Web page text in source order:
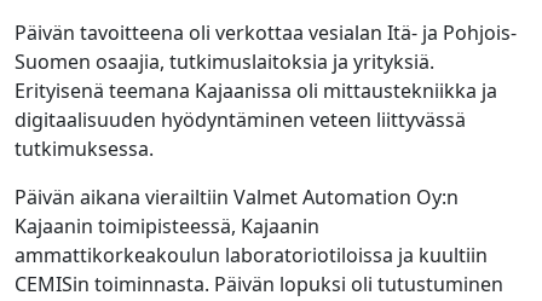
Päivän tavoitteena oli verkottaa vesialan Itä- ja Pohjois-
Suomen osaajia, tutkimuslaitoksia ja yrityksiä.
Erityisenä teemana Kajaanissa oli mittaustekniikka ja
digitaalisuuden hyödyntäminen veteen liittyvässä
tutkimuksessa.
Päivän aikana vierailtiin Valmet Automation Oy:n
Kajaanin toimipisteessä, Kajaanin
ammattikorkeakoulun laboratoriotiloissa ja kuultiin
CEMISin toiminnasta. Päivän lopuksi oli tutustuminen